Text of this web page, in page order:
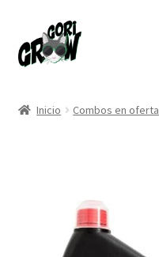
a
la
a
la
Inicio Combos en oferta